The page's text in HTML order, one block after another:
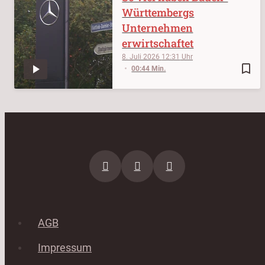
bookmark_border
8. Juli 2026 12:31
00:44 Min.
Württembergs
Unternehmen
erwirtschaftet
AGB
Impressum